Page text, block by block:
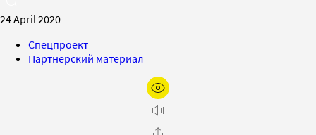
24 April 2020
Спецпроект
Партнерский материал